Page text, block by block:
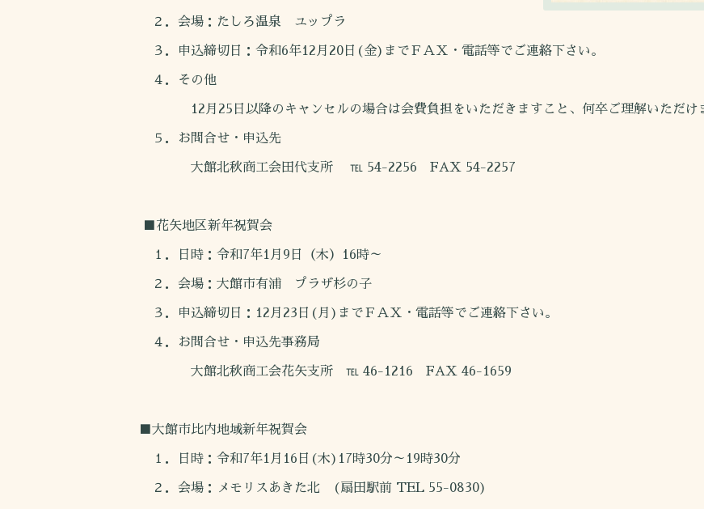
２．会場：たしろ温泉 ユップラ
３．申込締切日：令和6年12月20日(金)までＦＡＸ・電話等でご連絡下さい。
４．その他
12月25日以降のキャンセルの場合は会費負担をいただきますこと、何卒ご理解いただけま
５．お問合せ・申込先
大館北秋商工会田代支所 ℡ 54-2256 FAX 54-2257
■花矢地区新年祝賀会
１．日時：令和7年1月9日（木）16時～
２．会場：大館市有浦 プラザ杉の子
３．申込締切日：12月23日(月)までＦＡＸ・電話等でご連絡下さい。
４．お問合せ・申込先事務局
大館北秋商工会花矢支所 ℡ 46-1216 FAX 46-1659
■大館市比内地域新年祝賀会
１．日時：令和7年1月16日(木)17時30分～19時30分
２．会場：メモリスあきた北 (扇田駅前 TEL 55-0830)